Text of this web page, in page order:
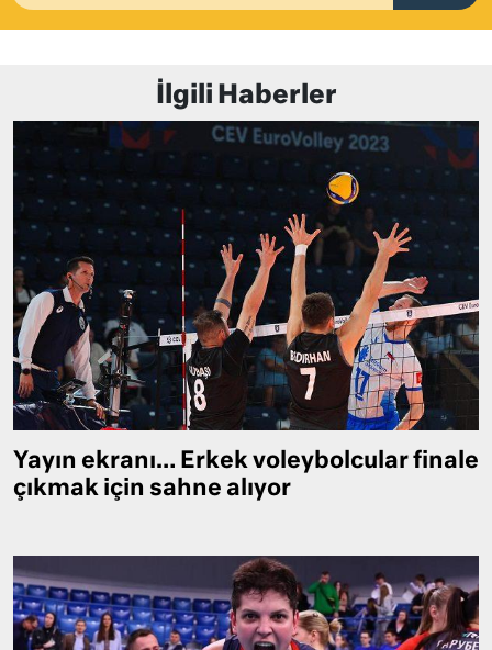
İlgili Haberler
Yayın ekranı… Erkek voleybolcular finale
çıkmak için sahne alıyor